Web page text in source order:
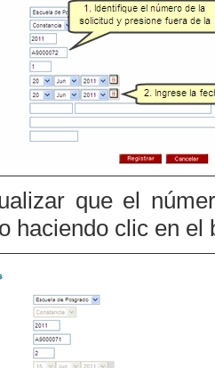
que el
haciendo clic en el